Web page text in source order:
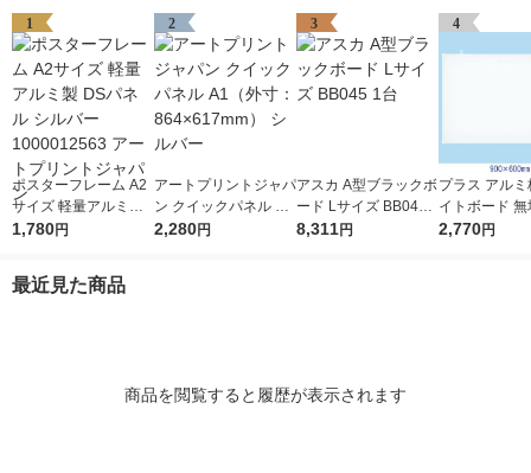
1
ポスターフレーム A2
サイズ 軽量アルミ製
DSパネル シルバー 1
1,780円
2
アートプリントジャパ
ン クイックパネル A1
（外寸：864×617m
2,280円
3
アスカ A型ブラックボ
ード Lサイズ BB045 1
台
8,311円
4
プラス アル
イトボード
600mm 壁掛
2,770円
最近見た商品
商品を閲覧すると履歴が表示されます